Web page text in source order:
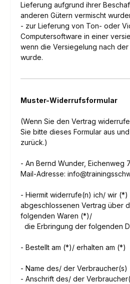
Lieferung aufgrund ihrer
anderen Gütern vermischt
- zur Lieferung von Ton- oder
Computersoftware in einer
wenn die Versiegelung nach
wurde.
Muster-Widerrufsformular
(Wenn Sie den Vertrag
Sie bitte dieses Formular aus
zurück.)
- An Bernd Wunder, Eichenweg
Mail-Adresse:
- Hiermit widerrufe(n) ich/ wir
abgeschlossenen Vertrag über
folgenden Waren (*)/
die Erbringung der folgenden
- Bestellt am (*)/ erhalten am (*)
- Name des/ der Verbraucher(s)
- Anschrift des/ der